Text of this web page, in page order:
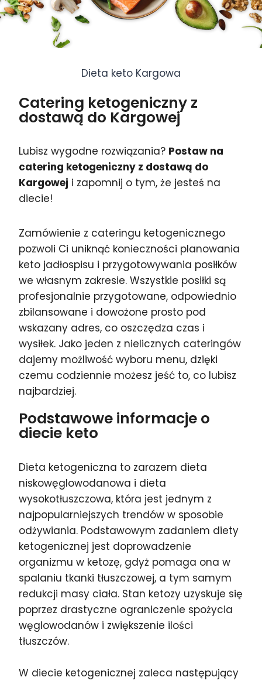
Dieta keto Kargowa
Catering ketogeniczny z
dostawą do Kargowej
Lubisz wygodne rozwiązania? Postaw na
catering ketogeniczny z dostawą do
Kargowej i zapomnij o tym, że jesteś na
diecie!
Zamówienie z cateringu ketogenicznego
pozwoli Ci uniknąć konieczności planowania
keto jadłospisu i przygotowywania posiłków
we własnym zakresie. Wszystkie posiłki są
profesjonalnie przygotowane, odpowiednio
zbilansowane i dowożone prosto pod
wskazany adres, co oszczędza czas i
wysiłek. Jako jeden z nielicznych cateringów
dajemy możliwość wyboru menu, dzięki
czemu codziennie możesz jeść to, co lubisz
najbardziej.
Podstawowe informacje o
diecie keto
Dieta ketogeniczna to zarazem dieta
niskowęglowodanowa i dieta
wysokotłuszczowa, która jest jednym z
najpopularniejszych trendów w sposobie
odżywiania. Podstawowym zadaniem diety
ketogenicznej jest doprowadzenie
organizmu w ketozę, gdyż pomaga ona w
spalaniu tkanki tłuszczowej, a tym samym
redukcji masy ciała. Stan ketozy uzyskuje się
poprzez drastyczne ograniczenie spożycia
węglowodanów i zwiększenie ilości
tłuszczów.
W diecie ketogenicznej zaleca następujący